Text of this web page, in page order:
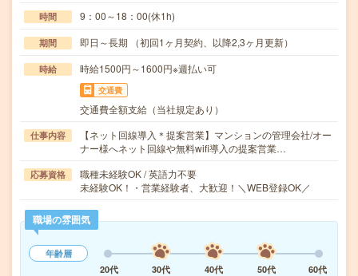
時間 9：00～18：00(休1h)
期間 即日～長期 （初回1ヶ月契約、以降2,3ヶ月更新）
時給 時給1500円～1600円※週払い可
交通費
交通費全額支給（当社規定あり）
仕事内容
【ネット回線導入＊提案営業】マンションの管理会社/オー
ナー様へネット回線や無料wifi導入の提案営業…
応募資格
職種未経験OK / 英語力不要
未経験OK！・営業経験者、大歓迎！＼WEB登録OK／
職場の雰囲気
年齢層
20代
30代 40代 50代
60代